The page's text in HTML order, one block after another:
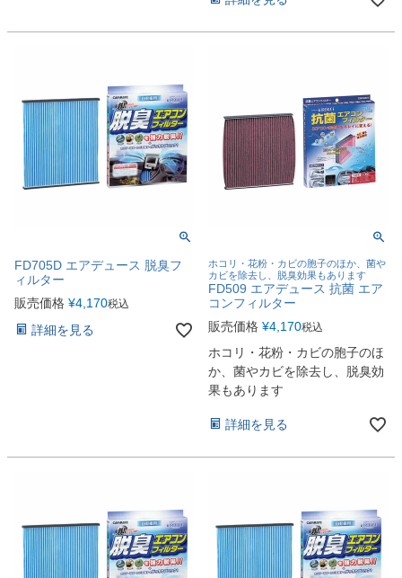
FD705D エアデュース 脱臭フ
ィルター
販売価格 ¥4,170税込
詳細を見る
ホコリ・花粉・カビの胞子のほか、菌や
カビを除去し、脱臭効果もあります
FD509 エアデュース 抗菌 エア
コンフィルター
販売価格 ¥4,170税込
ホコリ・花粉・カビの胞子のほ
か、菌やカビを除去し、脱臭効
果もあります
詳細を見る